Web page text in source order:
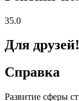
35.0
Для друзей!
Справка
Развитие сферы